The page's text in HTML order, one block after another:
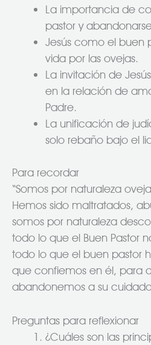
La importancia de
pastor y
Jesús como el buen
vida por las ovejas.
La invitación de
en la relación de
Padre.
La unificación de
solo rebaño bajo el
Para recordar
“Somos por naturaleza
Hemos sido maltratados,
somos por naturaleza
todo lo que el Buen Pastor
todo lo que el buen pastor
que confiemos en él, para
abandonemos a su
Preguntas para reflexionar
¿Cuáles son las